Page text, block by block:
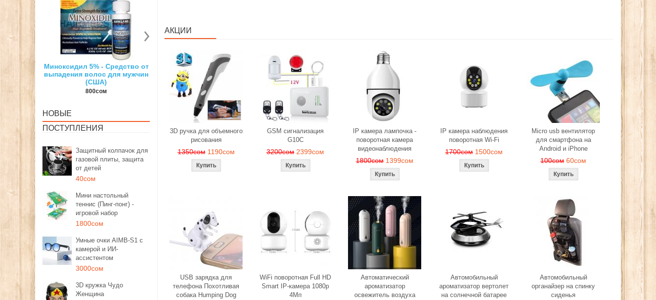
- Средство от
для мужчин
Суперсильный неодимовый
магнит
150сом
3D ручка для объемного
рисования
1350сом
Загуститель волос Toppik
27гр
Наборы свечей, лепестков
роз для романтического
Эспандер фитнес резинка
тренажер (средняя нагрузка)
280сом
Ледоступы,
обуви против
260сом
НОВЫЕ
ПОСТУПЛЕНИЯ
Защитный колпачок для
газовой плиты, защита
от детей
40сом
Мини настольный
теннис (Пинг-понг) -
игровой набор
1800сом
Умные очки AIMB-S1 с
камерой и ИИ-
ассистентом
3000сом
3D кружка Чудо
Женщина
АКЦИИ
3D ручка для объемного
рисования
1350сом 1190сом
GSM сигнализация
G10C
3200сом 2399сом
IP камера лампочка -
поворотная камера
видеонаблюдения
1800сом 1399сом
IP камера наблюдения
поворотная Wi-Fi
1700сом 1500сом
Micro usb вентилятор
для смартфона на
Android и iPhone
100сом 60сом
USB зарядка для
телефона Похотливая
собака Humping Dog
WiFi поворотная Full HD
Smart IP-камера 1080p
4Мп
Автоматический
ароматизатор
освежитель воздуха
Автомобильный
ароматизатор вертолет
на солнечной батарее
Автомобильный
органайзер на спинку
сиденья